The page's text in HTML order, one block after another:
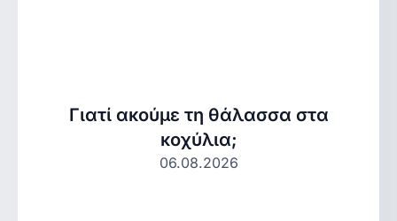
Γιατί ακούμε τη θάλασσα στα
κοχύλια;
06.08.2026